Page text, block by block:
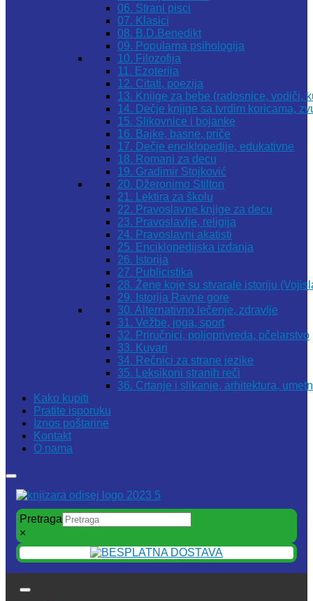
06. Strani pisci
07. Klasici
08. B.D.Benedikt
09. Popularna psihologija
10. Filozofija
11. Ezoterija
12. Citati, poezija
13. Knjige za bebe (radosnice, vodiči,
14. Dečje knjige sa tvrdim koricama,
15. Slikovnice i bojanke
16. Bajke, basne, priče
17. Dečje enciklopedije, edukativne
18. Romani za decu
19. Gradimir Stojković
20. Džeronimo Stilton
21. Lektira za školu
22. Pravoslavne knjige za decu
23. Pravoslavlje, religija
24. Pravoslavni akatisti
25. Enciklopedijska izdanja
26. Istorija
27. Publicistika
28. Žene koje su stvarale istoriju
29. Istorija Ravne gore
30. Alternativno lečenje, zdravlje
31. Vežbe, joga, sport
32. Priručnici, poljoprivreda, pčelarstvo
33. Kuvari
34. Rečnici za strane jezike
35. Leksikoni stranih reči
36. Crtanje i slikanje, arhitektura,
Kako kupiti
Pratite isporuku
Iznos poštarine
Kontakt
O nama
Pretraga
×